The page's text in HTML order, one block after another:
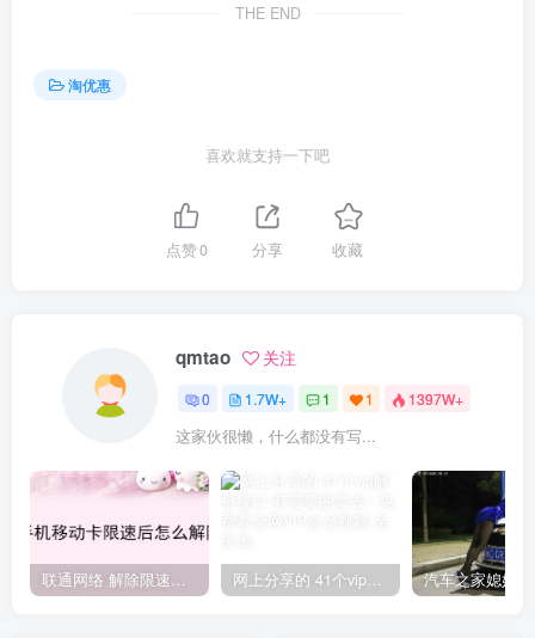
THE END
淘优惠
喜欢就支持一下吧
点赞0 分享 收藏
qmtao 关注
0 1.7W+ 1 1 1397W+
这家伙很懒，什么都没有写...
联通网络 解除限速方法参考！畅享、畅玩、老白干等及其它地区自测了 网上分享的 41个vip解析接口 有需要的拿去~ 免费看全网VIP会员视频